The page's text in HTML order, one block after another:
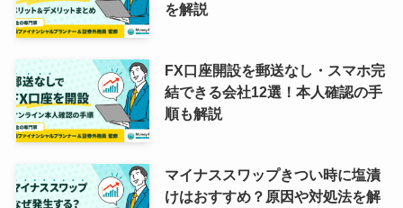
を解説
FX口座開設を郵送なし・スマホ完
結できる会社12選！本人確認の手
順も解説
マイナススワップきつい時に塩漬
けはおすすめ？原因や対処法を解